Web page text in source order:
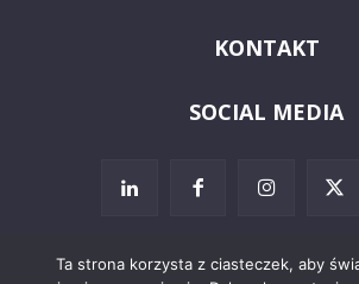
KONTAKT
SOCIAL MEDIA
Ta strona korzysta z ciasteczek, aby